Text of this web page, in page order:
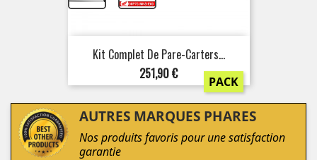
Kit Complet De Pare-Carters...
Prix
251,90 € PACK
AUTRES MARQUES PHARES
Nos produits favoris pour une satisfaction
garantie